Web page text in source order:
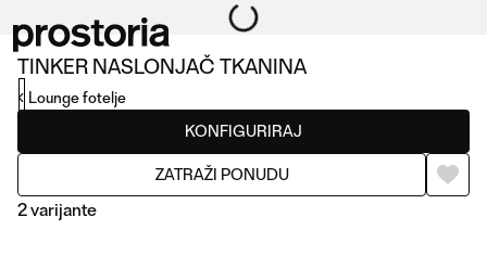
TINKER NASLONJAČ TKANINA
KONFIGURIRAJ
ZATRAŽI PONUDU
2 varijante
Lounge fotelje